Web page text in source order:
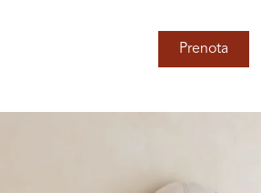
Prenota